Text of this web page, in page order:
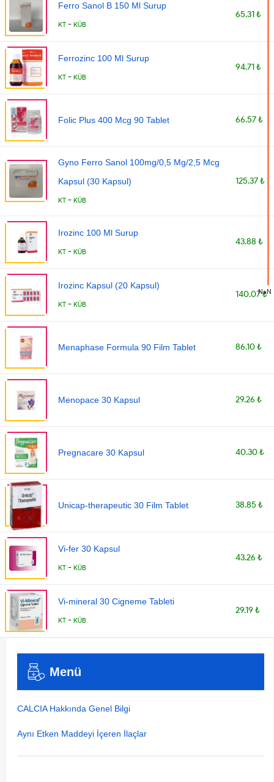
Ferro Sanol B 150 Ml Surup
KT - KÜB
65.31 ₺
Ferrozinc 100 Ml Surup
KT - KÜB
94.71 ₺
Folic Plus 400 Mcg 90 Tablet 66.57 ₺
Gyno Ferro Sanol 100mg/0,5 Mg/2,5 Mcg
Kapsul (30 Kapsul)
KT - KÜB
125.37 ₺
Irozinc 100 Ml Surup
KT - KÜB
43.88 ₺
Irozinc Kapsul (20 Kapsul)
KT - KÜB
140.07 ₺
Menaphase Formula 90 Film Tablet 86.10 ₺
Menopace 30 Kapsul 29.26 ₺
Pregnacare 30 Kapsul 40.30 ₺
Unicap-therapeutic 30 Film Tablet 38.85 ₺
Vi-fer 30 Kapsul
KT - KÜB
43.26 ₺
Vi-mineral 30 Cigneme Tableti
KT - KÜB
29.19 ₺
Menü
CALCIA Hakkında Genel Bilgi
Aynı Etken Maddeyi İçeren İlaçlar
NaN